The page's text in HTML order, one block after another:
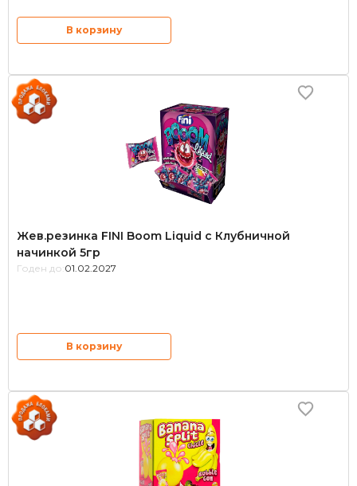
В корзину
Жев.резинка FINI Boom Liquid с Клубничной
начинкой 5гр
Годен до: 01.02.2027
В корзину